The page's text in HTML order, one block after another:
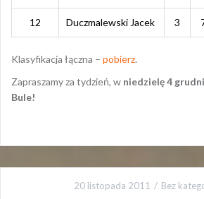
12 Duczmalewski Jacek 3
Klasyfikacja łączna – pobierz.
Zapraszamy za tydzień, w niedzielę 4
Bule!
20 listopada 2011 Bez